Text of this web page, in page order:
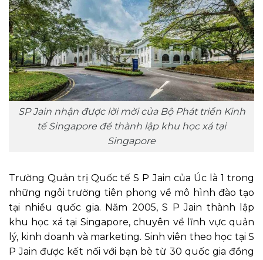
SP Jain nhận được lời mời của Bộ Phát triển Kinh
tế Singapore để thành lập khu học xá tại
Singapore
Trường Quản trị Quốc tế S P Jain của Úc là 1 trong
những ngôi trường tiên phong về mô hình đào tạo
tại nhiều quốc gia. Năm 2005, S P Jain thành lập
khu học xá tại Singapore, chuyên về lĩnh vực quản
lý, kinh doanh và marketing. Sinh viên theo học tại S
P Jain được kết nối với bạn bè từ 30 quốc gia đồng